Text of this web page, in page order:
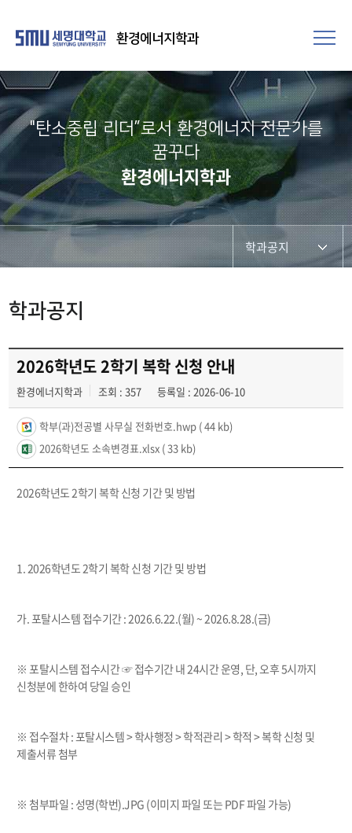
환경에너지학과
"탄소중립 리더”로서 환경에너지 전문가를
꿈꾸다
환경에너지학과
학과공지
전공자료실
학과공지
2026학년도 2학기 복학 신청 안내
환경에너지학과 조회 : 357 등록일 : 2026-06-10
학부(과)전공별 사무실 전화번호.hwp ( 44 kb)
2026학년도 소속변경표.xlsx ( 33 kb)
2026학년도 2학기 복학 신청 기간 및 방법
1. 2026학년도 2학기 복학 신청 기간 및 방법
가. 포탈시스템 접수기간: 2026.6.22.(월) ~ 2026.8.28.(금)
※ 포탈시스템 접수시간☞접수기간 내24시간 운영 단, 오후 5시까지
신청분에 한하여 당일 승인
※ 접수절차: 포탈시스템>학사행정 >학적관리 >학적 >복학 신청 및
제출서류 첨부
※ 첨부파일 : 성명(학번).JPG (이미지 파일 또는 PDF파일 가능)